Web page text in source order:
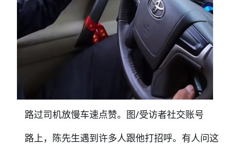
路过司机放慢车速点赞。图/受访者社交账号
路上，陈先生遇到许多人跟他打招呼。有人问这